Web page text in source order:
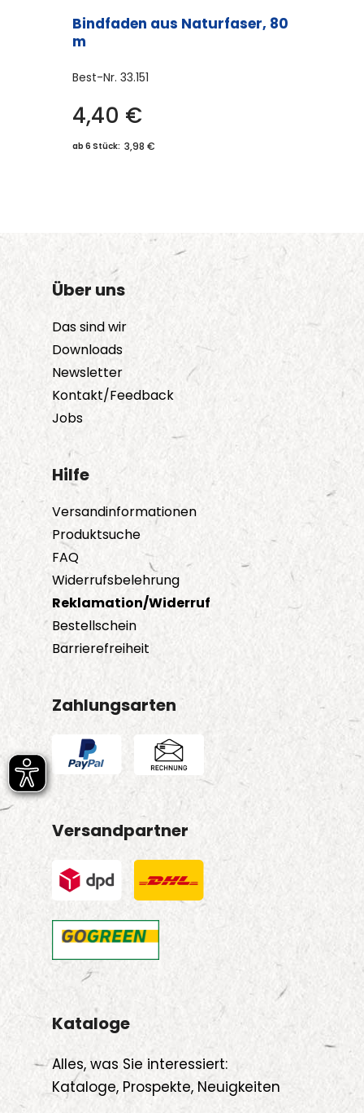
Bindfaden aus Naturfaser, 80
m
Best-Nr. 33.151
4,40 €
ab 6 Stück: 3,98 €
Über uns
Das sind wir
Downloads
Newsletter
Kontakt/Feedback
Jobs
Hilfe
Versandinformationen
Produktsuche
FAQ
Widerrufsbelehrung
Reklamation/Widerruf
Bestellschein
Barrierefreiheit
Zahlungsarten
Versandpartner
Kataloge
Alles, was Sie interessiert:
Kataloge, Prospekte, Neuigkeiten